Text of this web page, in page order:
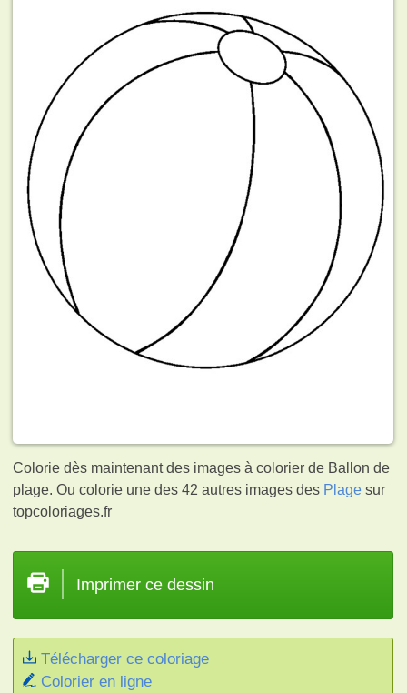
Colorie dès maintenant des images à colorier de Ballon de
plage. Ou colorie une des 42 autres images des Plage sur
topcoloriages.fr
Imprimer ce dessin
Télécharger ce coloriage
Colorier en ligne